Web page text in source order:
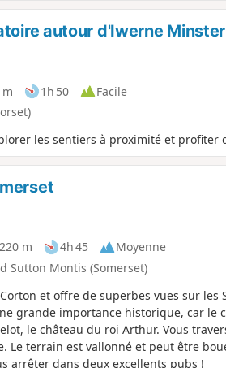
autour d'Iwerne Minster
1h 50
Facile
les sentiers à proximité et profiter
m 4h 45
Moyenne
Sutton Montis (Somerset)
et offre de superbes vues sur les
grande importance historique, car le
le château du roi Arthur. Vous
Le terrain est vallonné et peut être
arrêter dans deux excellents pubs !